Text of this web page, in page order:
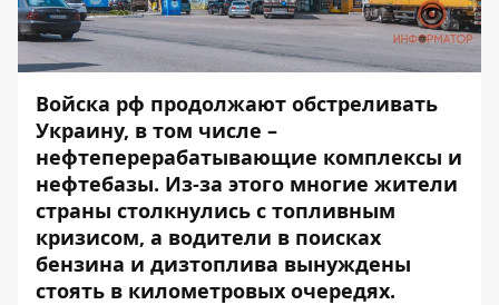
Войска рф продолжают обстреливать
Украину, в том числе –
нефтеперерабатывающие комплексы и
нефтебазы. Из-за этого многие жители
страны столкнулись с топливным
кризисом, а водители в поисках
бензина и дизтоплива вынуждены
стоять в километровых очередях.